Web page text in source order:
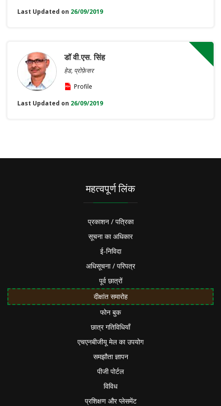
Last Updated on 26/09/2019
डॉ वी.एस. सिंह
हेड, प्रोफ़ेसर
Profile
Last Updated on 26/09/2019
महत्वपूर्ण लिंक
प्रकाशन / पत्रिका
सूचना का अधिकार
ई-निविदा
अधिसूचना / परिपत्र
पूर्व छात्रों
दीक्षांत समारोह
फोन बुक
छात्र गतिविधियाँ
एचएनबीजीयू मेल का उपयोग
समझौता ज्ञापन
पीजी पोर्टल
विविध
प्रशिक्षण और प्लेसमेंट